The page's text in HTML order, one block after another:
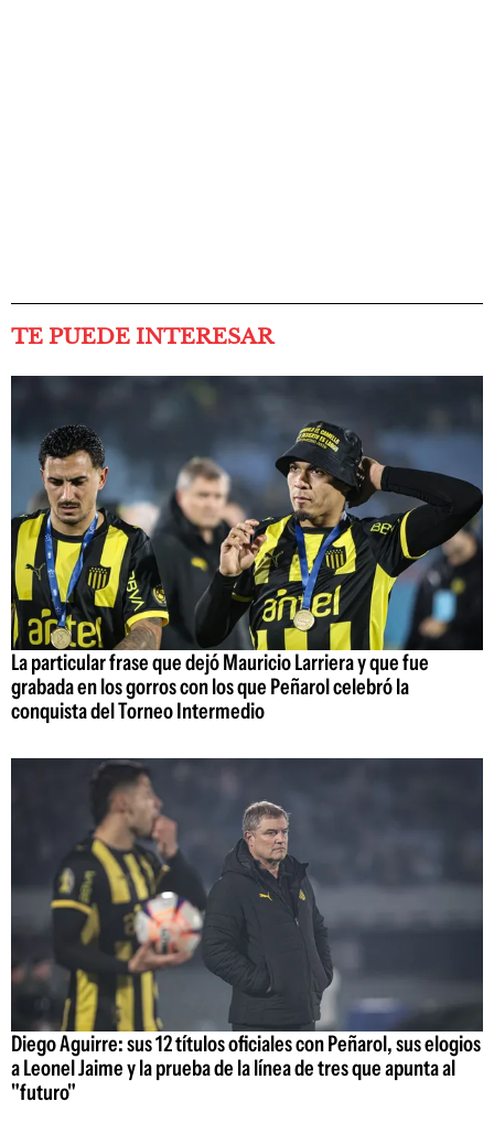
TE PUEDE INTERESAR
La particular frase que dejó Mauricio Larriera y que fue
grabada en los gorros con los que Peñarol celebró la
conquista del Torneo Intermedio
Diego Aguirre: sus 12 títulos oficiales con Peñarol, sus elogios
a Leonel Jaime y la prueba de la línea de tres que apunta al
"futuro"